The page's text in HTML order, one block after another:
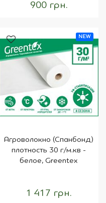
900 грн.
NEW
Агроволокно (Спанбонд)
плотность 30 г/м.кв -
белое, Greentex
1 417 грн.